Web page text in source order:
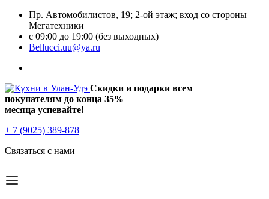
Пр. Автомобилистов, 19; 2-ой этаж; вход со стороны
Мегатехники
с 09:00 до 19:00 (без выходных)
Bellucci.uu@ya.ru
Скидки и подарки всем
покупателям до конца 35%
месяца успевайте!
+ 7 (9025) 389-878
Связаться с нами